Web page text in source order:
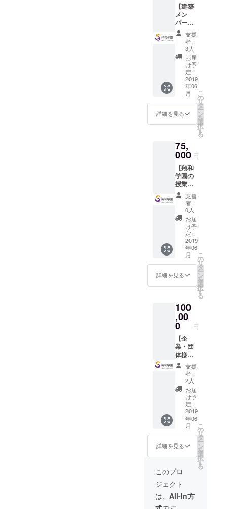
し、彼らは
誰もが得意
なことを
持っている
と、私たち
は信じてい
ます。その
可能性を現
実にし、他
人から認め
ぎない自尊
心を育んで
いくこと
が、「生き
ていく気
力」をより
確かなもの
にします。
「人間の生
きていく気
力」を育
て、安定
的・継続的
を実現する
こと。それ
が、我々が
目指す教育
です。
ポスト
カード ◉
翔和学
園オリ
ジナル
ソング
CD（作
詞：翔
和学園
生徒）
※
ページ
最下部
に歌詞
「大鷲
城」の
外壁に
お名前
掲載
※支援時
必ず備
考欄に
ご希望
のお名
前をご
記入く
ださい
【建築
メン
バーと
して一
緒に作
業がで
きる
コー
ス】 ◉
「大鷲
城」建
築メン
バーか
らのお
礼の手
紙 ◉ 活
動報告 ◉
「大鷲
城」建
築プロ
ジェク
トオリ
ジナル
ポスト
カード ◉
翔和学
園オリ
ジナル
ソング
CD（作
詞：翔
和学園
生徒）
※
を掲載
しまし
た！ ◉
「大鷲
城」の
外壁に
お名前
掲載
※支援時
必ず備
考欄に
ご希望
のお名
前をご
記入く
ださい ◉
「大鷲
城」建
して一
緒に作
業がで
きる権
※開催
支援
者：
3人
お届
け予
定：
2019
年06
月
詳細を見る
こ
の
リ
タ
ー
ン
を
選
択
す
る
75,
000 円
【翔和
学園の
授業参
観に参
加でき
るコー
ス】 ◉
「大鷲
城」建
築メン
バーか
らのお
礼の手
紙 ◉ 活
動報告 ◉
「大鷲
築プロ
ジェク
トオリ
ジナル
ポスト
カード ◉
翔和学
園オリ
ジナル
ソング
CD（作
詞：翔
和学園
生徒）
※
ページ
最下部
に歌詞
を掲載
しまし
た！ ◉
「大鷲
城」の
外壁に
お名前
支援
者：
0人
お届
け予
定：
2019
年06
月
詳細を見る
こ
の
リ
タ
ー
ン
を
選
択
す
る
100
,00
0 円
【企
業・団
体様向
け！企
業・団
体名、
ロゴ掲
載コー
ス】 ◉
「大鷲
城」建
築メン
バーか
らのお
礼の手
紙 ◉ 活
動報告 ◉
「大鷲
城」建
築プロ
ジェク
支援
者：
2人
お届
け予
定：
2019
年06
月
詳細を見る
こ
の
リ
タ
ー
ン
を
選
択
す
る
このプロ
ジェクト
は、 All-In方